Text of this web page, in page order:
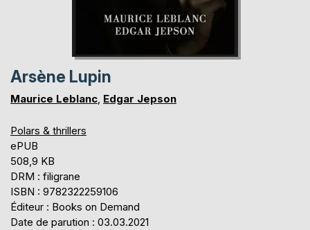
Arsène Lupin
Maurice Leblanc, Edgar Jepson
Polars & thrillers
ePUB
508,9 KB
DRM : filigrane
ISBN : 9782322259106
Éditeur : Books on Demand
Date de parution : 03.03.2021